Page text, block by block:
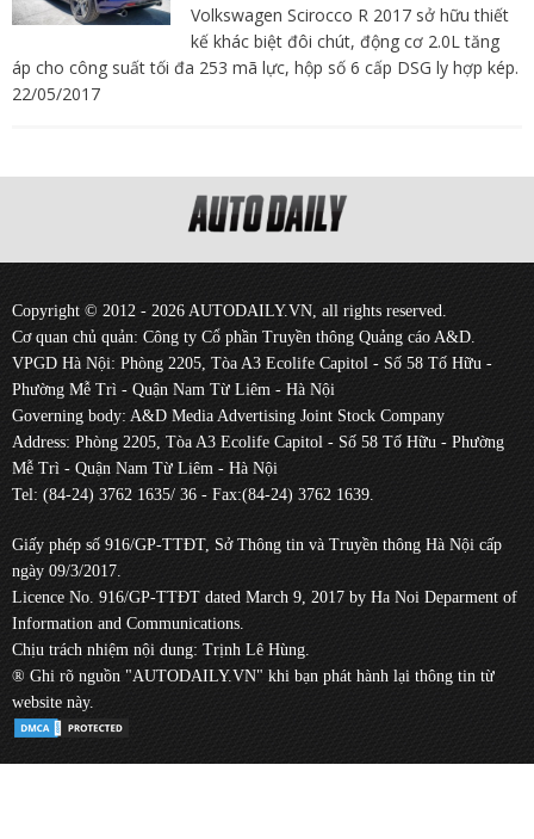
Volkswagen Scirocco R 2017 sở hữu thiết
kế khác biệt đôi chút, động cơ 2.0L tăng
áp cho công suất tối đa 253 mã lực, hộp số 6 cấp DSG ly hợp kép.
22/05/2017
Copyright © 2012 - 2026 AUTODAILY.VN, all rights reserved.
Cơ quan chủ quản: Công ty Cổ phần Truyền thông Quảng cáo A&D.
VPGD Hà Nội: Phòng 2205, Tòa A3 Ecolife Capitol - Số 58 Tố Hữu -
Phường Mễ Trì - Quận Nam Từ Liêm - Hà Nội
Governing body: A&D Media Advertising Joint Stock Company
Address: Phòng 2205, Tòa A3 Ecolife Capitol - Số 58 Tố Hữu - Phường
Mễ Trì - Quận Nam Từ Liêm - Hà Nội
Tel: (84-24) 3762 1635/ 36 - Fax:(84-24) 3762 1639.
Giấy phép số 916/GP-TTĐT, Sở Thông tin và Truyền thông Hà Nội cấp
ngày 09/3/2017.
Licence No. 916/GP-TTĐT dated March 9, 2017 by Ha Noi Deparment of
Information and Communications.
Chịu trách nhiệm nội dung: Trịnh Lê Hùng.
® Ghi rõ nguồn "AUTODAILY.VN" khi bạn phát hành lại thông tin từ
website này.